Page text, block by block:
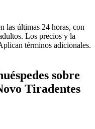
las últimas 24 horas, con
Los precios y la
términos adicionales.
sobre
Tiradentes